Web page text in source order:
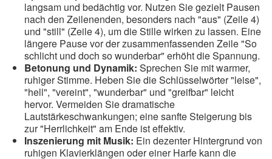
langsam und bedächtig vor. Nutzen Sie gezielt Pausen
nach den Zeilenenden, besonders nach "aus" (Zeile 4)
und "still" (Zeile 4), um die Stille wirken zu lassen. Eine
längere Pause vor der zusammenfassenden Zeile "So
schlicht und doch so wunderbar" erhöht die Spannung.
Betonung und Dynamik: Sprechen Sie mit warmer,
ruhiger Stimme. Heben Sie die Schlüsselwörter "leise",
"hell", "vereint", "wunderbar" und "greifbar" leicht
hervor. Vermeiden Sie dramatische
Lautstärkeschwankungen; eine sanfte Steigerung bis
zur "Herrlichkeit" am Ende ist effektiv.
Inszenierung mit Musik: Ein dezenter Hintergrund von
ruhigen Klavierklängen oder einer Harfe kann die